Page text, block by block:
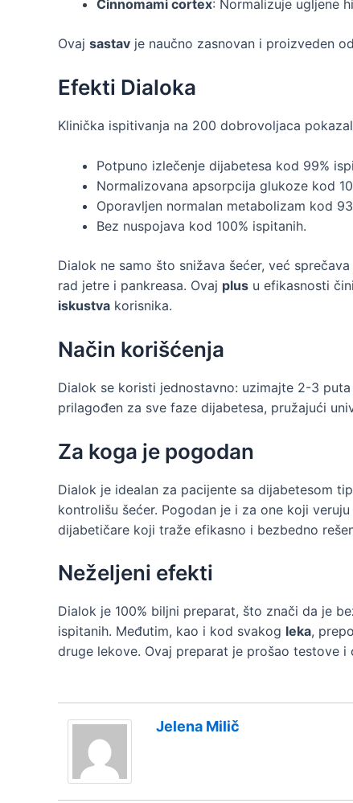
Cinnomami cortex: Normalizuje ugljene
Ovaj sastav je naučno zasnovan i proizveden
Efekti Dialoka
Klinička ispitivanja na 200 dobrovoljaca
Potpuno izlečenje dijabetesa kod 99%
Normalizovana apsorpcija glukoze kod
Oporavljen normalan metabolizam kod
Bez nuspojava kod 100% ispitanih.
Dialok ne samo što snižava šećer, već
rad jetre i pankreasa. Ovaj plus u efikasnosti
iskustva korisnika.
Način korišćenja
Dialok se koristi jednostavno: uzimajte 2-3
prilagođen za sve faze dijabetesa, pružajući
Za koga je pogodan
Dialok je idealan za pacijente sa dijabetesom
kontrolišu šećer. Pogodan je i za one koji
dijabetičare koji traže efikasno i bezbedno
Neželjeni efekti
Dialok je 100% biljni preparat, što znači da je
ispitanih. Međutim, kao i kod svakog leka,
druge lekove. Ovaj preparat je prošao testove
Jelena Milič